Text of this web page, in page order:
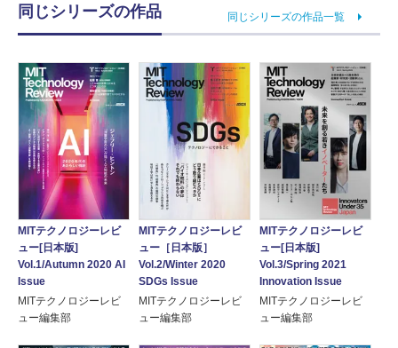
同じシリーズの作品 同じシリーズの作品一覧
MITテクノロジーレビ
ュー[日本版]
Vol.1/Autumn 2020 AI
Issue
MITテクノロジーレビ
ュー編集部
MITテクノロジーレビ
ュー［日本版］
Vol.2/Winter 2020
SDGs Issue
MITテクノロジーレビ
ュー編集部
MITテクノロジーレビ
ュー[日本版]
Vol.3/Spring 2021
Innovation Issue
MITテクノロジーレビ
ュー編集部